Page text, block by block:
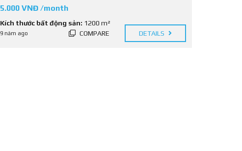
5.000 VNĐ /month
Kích thước bất động sản: 1200 m²
9 năm ago COMPARE DETAILS